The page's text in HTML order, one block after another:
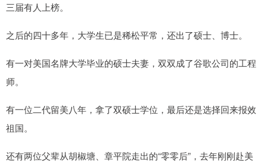
三届有人上榜。
之后的四十多年，大学生已是稀松平常，还出了硕士、博士。
有一对美国名牌大学毕业的硕士夫妻，双双成了谷歌公司的工程
师。
有一位二代留美八年，拿了双硕士学位，最后还是选择回来报效
祖国。
还有两位父辈从胡椒塘、章平院走出的“零零后”，去年刚刚赴美